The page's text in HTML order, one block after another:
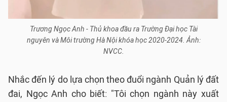
Trương Ngọc Anh - Thủ khoa đầu ra Trường Đại học Tài
nguyên và Môi trường Hà Nội khóa học 2020-2024. Ảnh:
NVCC.
Nhắc đến lý do lựa chọn theo đuổi ngành Quản lý đất
đai, Ngọc Anh cho biết: "Tôi chọn ngành này xuất